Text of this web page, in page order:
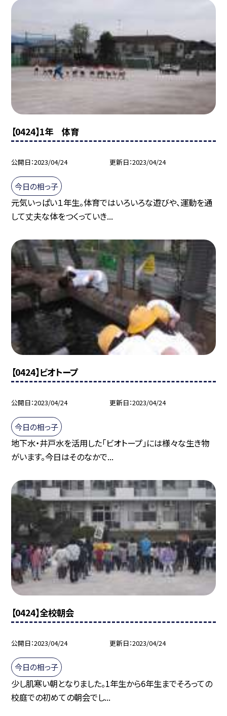
【0424】1年 体育
公開日 2023/04/24 更新日 2023/04/24
今日の相っ子
元気いっぱい１年生。体育ではいろいろな遊びや、運動を通
して丈夫な体をつくっていき...
【0424】ビオトープ
公開日 2023/04/24 更新日 2023/04/24
今日の相っ子
地下水・井戸水を活用した「ビオトープ」には様々な生き物
がいます。今日はそのなかで...
【0424】全校朝会
公開日 2023/04/24 更新日 2023/04/24
今日の相っ子
少し肌寒い朝となりました。1年生から6年生までそろっての
校庭での初めての朝会でし...